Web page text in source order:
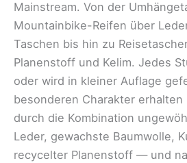
Mainstream. Von der
Mountainbike-Reifen über
Taschen bis hin zu
Planenstoff und Kelim. Jedes
oder wird in kleiner Auflage
besonderen Charakter erhalten
durch die Kombination
Leder, gewachste Baumwolle,
recycelter Planenstoff — und